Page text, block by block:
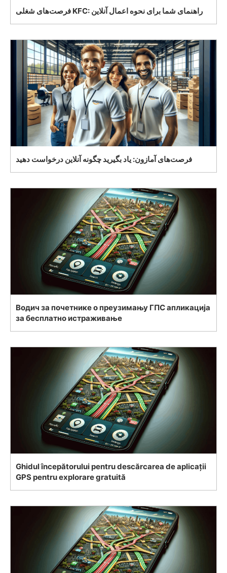
فرصت‌های شغلی KFC: راهنمای شما برای نحوه اعمال آنلاین
فرصت‌های آمازون: یاد بگیرید چگونه آنلاین درخواست دهید
Водич за почетнике о преузимању ГПС апликација
за бесплатно истраживање
Ghidul începătorului pentru descărcarea de aplicații
GPS pentru explorare gratuită